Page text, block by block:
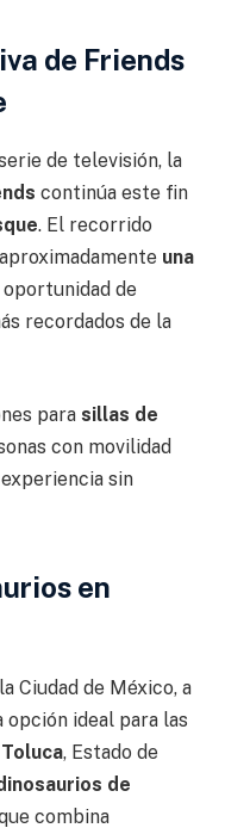
de Friends
de televisión, la
continúa este fin
. El recorrido
una
de
recordados de la
para sillas de
con movilidad
sin
en
Ciudad de México, a
opción ideal para las
, Estado de
de
combina